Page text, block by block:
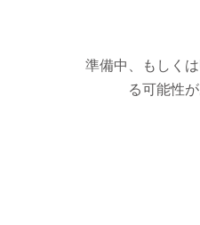
準備中、もしく
る可能性